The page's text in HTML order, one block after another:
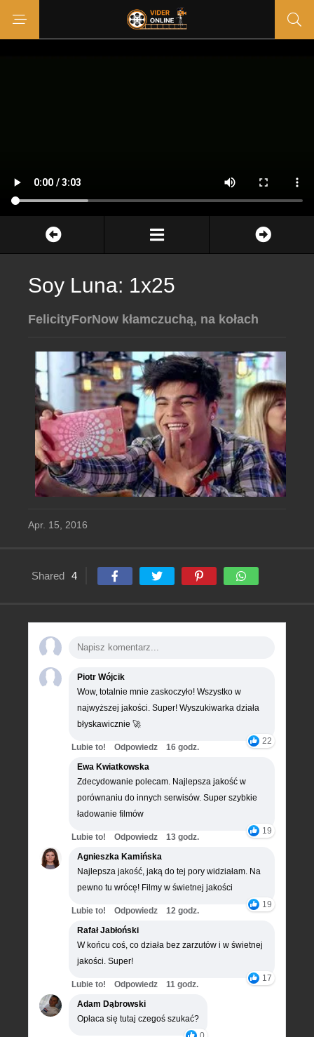
Soy Luna: 1x25
FelicityForNow kłamczuchą, na kołach
Apr. 15, 2016
Shared 4
Piotr Wójcik
Wow, totalnie mnie zaskoczyło! Wszystko w
najwyższej jakości. Super! Wyszukiwarka działa
błyskawicznie 🚀
22
Lubie to! Odpowiedz
16 godz.
Ewa Kwiatkowska
Zdecydowanie polecam. Najlepsza jakość w
porównaniu do innych serwisów. Super szybkie
ładowanie filmów
19
Lubie to! Odpowiedz
13 godz.
Agnieszka Kamińska
Najlepsza jakość, jaką do tej pory widziałam. Na
pewno tu wrócę! Filmy w świetnej jakości
19
Lubie to! Odpowiedz
12 godz.
Rafał Jabłoński
W końcu coś, co działa bez zarzutów i w świetnej
jakości. Super!
17
Lubie to! Odpowiedz
11 godz.
Adam Dąbrowski
Opłaca się tutaj czegoś szukać?